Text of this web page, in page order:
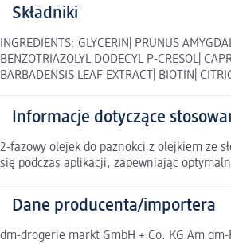
Składniki
INGREDIENTS: GLYCERIN| PRUNUS
BENZOTRIAZOLYL DODECYL P-CRESOL|
BARBADENSIS LEAF EXTRACT| BIOTIN|
Informacje dotyczące
2-fazowy olejek do paznokci z olejkiem ze
się podczas aplikacji, zapewniając
Dane producenta/importera
dm-drogerie markt GmbH + Co. KG Am